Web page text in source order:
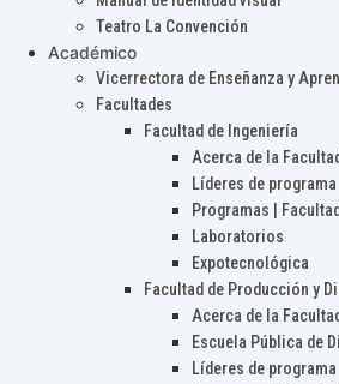
Teatro La Convención
Académico
Vicerrectora de Enseñanza y
Facultades
Facultad de Ingeniería
Acerca de la Facultad
Líderes de programa
Programas |
Laboratorios
Expotecnológica
Facultad de Producción y
Acerca de la Facultad
Escuela Pública de
Líderes de programa